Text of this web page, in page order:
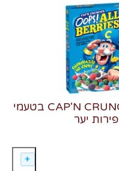
דגני בוקר CAP'N CRUNCH בטעמי
פירות יער